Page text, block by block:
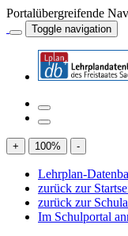
Portalübergreifende
Toggle navigation
+ 100% -
Lehrplan-
zurück zur
zurück zur
Im Schulportal